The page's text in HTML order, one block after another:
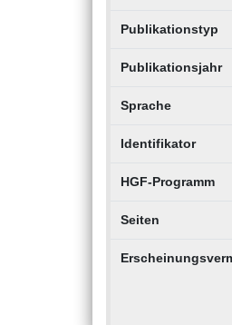
Publikationstyp
Publikationsjahr
Sprache
Identifikator
HGF-Programm
Seiten